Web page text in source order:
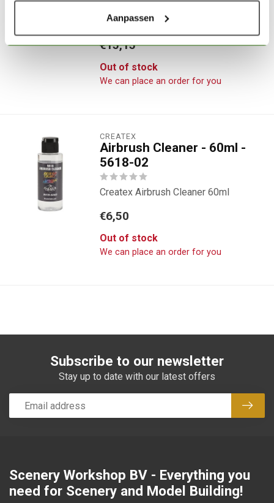
Aanpassen
Createx Airbrush Cleaner 240ml
€15,15
Out of stock
We can place an order for you
CREATEX
Airbrush Cleaner - 60ml -
5618-02
Createx Airbrush Cleaner 60ml
€6,50
Out of stock
We can place an order for you
Subscribe to our newsletter
Stay up to date with our latest offers
Scenery Workshop BV - Everything you
need for Scenery and Model Building!